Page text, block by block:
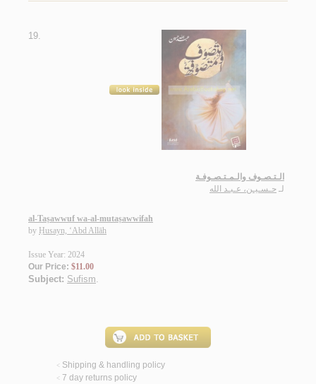
19.
الـتـصـوف والـمـتـصـوفـة
لـ حـسـيـن، عـبـد الله
al-Taṣawwuf wa-al-mutaṣawwifah
by Ḥusayn, ‘Abd Allāh
Issue Year: 2024
Our Price: $11.00
Subject: Sufism.
< Shipping & handling policy
< 7 day returns policy